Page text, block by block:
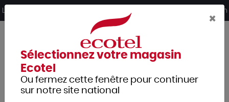
Livraison offerte dès 249€ HT d’achat et retrait 2h en magasin
×
Sélectionnez votre magasin
Ecotel
Ou fermez cette fenêtre pour continuer
sur notre site national
Panneau de gestion des cookies